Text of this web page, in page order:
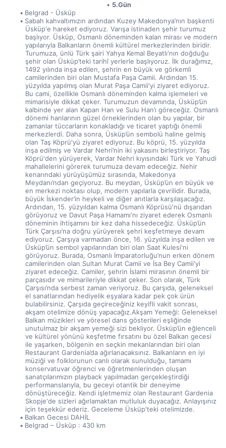
5.Gün
Belgrad - Üsküp
Sabah kahvaltımızın ardından Kuzey Makedonya’nın başkenti
Üsküp'e hareket ediyoruz. Varışa istinaden şehir turumuz
başlıyor. Üsküp, Osmanlı döneminden kalan mirası ve modern
yapılarıyla Balkanların önemli kültürel merkezlerinden biridir.
Turumuza, ünlü Türk şairi Yahya Kemal Beyatlı'nın doğduğu
şehir olan Üsküp’teki tarihî yerlerle başlıyoruz. İlk durağımız,
1492 yılında inşa edilen, şehrin en büyük ve görkemli
camilerinden biri olan Mustafa Paşa Camii. Ardından 15.
yüzyılda yapılmış olan Murat Paşa Camii'yi ziyaret ediyoruz.
Bu cami, özellikle Osmanlı döneminden kalma işlemeleri ve
mimarisiyle dikkat çeker. Turumuzun devamında, Üsküp’ün
kalbinde yer alan Kapan Han ve Sulu Han’ı göreceğiz. Osmanlı
dönemi hanlarının güzel örneklerinden olan bu yapılar, bir
zamanlar tüccarların konakladığı ve ticaret yaptığı önemli
merkezlerdi. Daha sonra, Üsküp’ün sembolü haline gelmiş
olan Taş Köprü'yü ziyaret ediyoruz. Bu köprü, 15. yüzyılda
inşa edilmiş ve Vardar Nehri’nin iki yakasını birleştiriyor. Taş
Köprü'den yürüyerek, Vardar Nehri kıyısındaki Türk ve Yahudi
mahallelerini görerek turumuza devam edeceğiz. Nehir
kenarındaki yürüyüşümüz sırasında, Makedonya
Meydanı’ndan geçiyoruz. Bu meydan, Üsküp’ün en büyük ve
en merkezi noktası olup, modern yapılarla çevrilidir. Burada,
büyük İskender’in heykeli ve diğer anıtlarla karşılaşacağız.
Ardından, 15. yüzyıldan kalma Osmanlı Köprüsü'nü dışarıdan
görüyoruz ve Davut Paşa Hamamı'nı ziyaret ederek Osmanlı
döneminin ihtişamını bir kez daha hissedeceğiz. Üsküp’ün
Türk Çarşısı’na doğru yürüyerek şehri keşfetmeye devam
ediyoruz. Çarşıya varmadan önce, 16. yüzyılda inşa edilen ve
Üsküp’ün sembol yapılarından biri olan Saat Kulesi'ni
görüyoruz. Burada, Osmanlı İmparatorluğu’nun erken dönem
camilerinden olan Sultan Murat Camii ve İsa Bey Camii'yi
ziyaret edeceğiz. Camiler, şehrin İslami mirasının önemli bir
parçasıdır ve mimarileriyle dikkat çeker. Son olarak, Türk
Çarşısı’nda serbest zaman veriyoruz. Bu çarşıda, geleneksel
el sanatlarından hediyelik eşyalara kadar pek çok ürün
bulabilirsiniz. Çarşıda geçireceğiniz keyifli vakit sonrası,
akşam otelimize dönüş yapacağız.Akşam Yemeği: Geleneksel
Balkan müzikleri ve yöresel dans gösterileri eşliğinde
unutulmaz bir akşam yemeği sizi bekliyor. Üsküp’ün eğlenceli
ve kültürel yönünü keşfetme fırsatını bu özel Balkan gecesi
ile yaşarken, bölgenin en seçkin mekanlarından biri olan
Restaurant Gardenia’da ağırlanacaksınız. Balkanların en iyi
müziği ve folklorunun canlı olarak sunulduğu, tamamı
konservatuvar öğrenci ve öğretmenlerinden oluşan
sanatçılarımızın playback yapılmadan gerçekleştirdiği
performanslarıyla, bu geceyi otantik bir deneyime
dönüştüreceğiz. Kendi işletmemiz olan Restaurant Gardenia
Skopje'de sizleri ağırlamaktan mutluluk duyacağız. Anlayışınız
için teşekkür ederiz. Geceleme Üsküp'teki otelimizde.
Balkan Gecesi DAHİL
Belgrad – Üsküp : 430 km